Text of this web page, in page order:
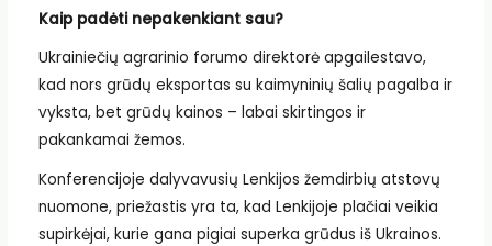
Kaip padėti nepakenkiant sau?
Ukrainiečių agrarinio forumo direktorė apgailestavo,
kad nors grūdų eksportas su kaimyninių šalių pagalba ir
vyksta, bet grūdų kainos – labai skirtingos ir
pakankamai žemos.
Konferencijoje dalyvavusių Lenkijos žemdirbių atstovų
nuomone, priežastis yra ta, kad Lenkijoje plačiai veikia
supirkėjai, kurie gana pigiai superka grūdus iš Ukrainos.